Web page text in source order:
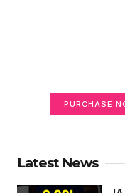
PURCHASE
Latest News